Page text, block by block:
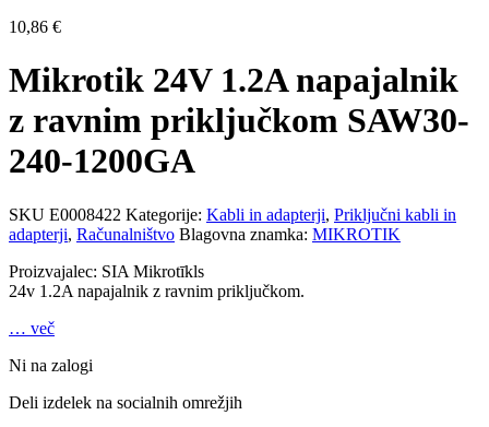
10,86 €
Mikrotik 24V 1.2A napajalnik
z ravnim priključkom SAW30-
240-1200GA
SKU E0008422 Kategorije: Kabli in adapterji, Priključni kabli in
adapterji, Računalništvo Blagovna znamka: MIKROTIK
Proizvajalec: SIA Mikrotīkls
24v 1.2A napajalnik z ravnim priključkom.
… več
Ni na zalogi
Deli izdelek na socialnih omrežjih